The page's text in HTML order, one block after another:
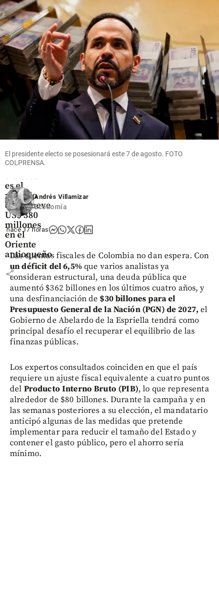
de 2026
share
las
opciones
para
enfrentar
el
impacto
share
Flores que
cruzan el
cielo: así
es el
negocio
que mueve
US$ 380
millones
en el
Oriente
antioqueño
share
El presidente electo se posesionará este 7 de agosto. FOTO
COLPRENSA.
Andrés Villamizar
Economía
hace 17 horas
Las cuentas fiscales de Colombia no dan espera. Con
un déficit del 6,5% que varios analistas ya
consideran estructural, una deuda pública que
aumentó $362 billones en los últimos cuatro años, y
una desfinanciación de $30 billones para el
Presupuesto General de la Nación (PGN) de 2027, el
Gobierno de Abelardo de la Espriella tendrá como
principal desafío el recuperar el equilibrio de las
finanzas públicas.
Los expertos consultados coinciden en que el país
requiere un ajuste fiscal equivalente a cuatro puntos
del Producto Interno Bruto (PIB), lo que representa
alrededor de $80 billones. Durante la campaña y en
las semanas posteriores a su elección, el mandatario
anticipó algunas de las medidas que pretende
implementar para reducir el tamaño del Estado y
contener el gasto público, pero el ahorro sería
mínimo.